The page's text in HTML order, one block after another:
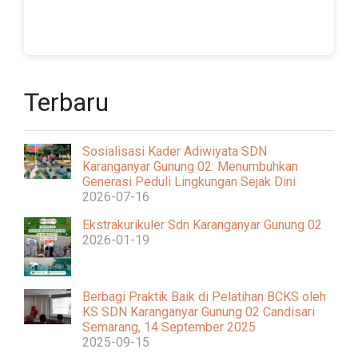
Terbaru
Sosialisasi Kader Adiwiyata SDN
Karanganyar Gunung 02: Menumbuhkan
Generasi Peduli Lingkungan Sejak Dini
2026-07-16
Ekstrakurikuler Sdn Karanganyar Gunung 02
2026-01-19
Berbagi Praktik Baik di Pelatihan BCKS oleh
KS SDN Karanganyar Gunung 02 Candisari
Semarang, 14 September 2025
2025-09-15